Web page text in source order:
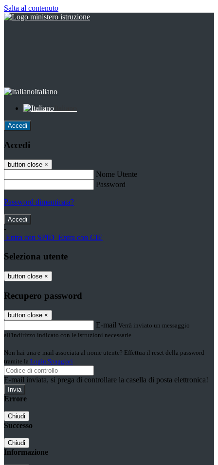
Salta al contenuto
Italiano
Accedi
Accedi
button close ×
Nome Utente
Password
Password dimenticata?
-
Entra con SPID Entra con CIE
Seleziona utente
button close ×
Recupero password
button close ×
E-mail Verrà inviato un messaggio
all'indirizzo indicato con le istruzioni necessarie.
Non hai una e-mail associata al nome utente? Effettua il reset della password
tramite la Login Spaggiari
E-mail inviata, si prega di controllare la casella di posta elettronica!
Errore
Chiudi
Successo
Chiudi
Informazione